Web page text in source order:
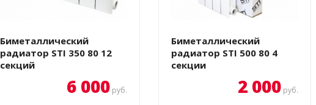
Биметаллический
радиатор STI 350 80 12
секций
6 000 руб.
Биметаллический
радиатор STI 500 80 4
секции
2 000 руб.